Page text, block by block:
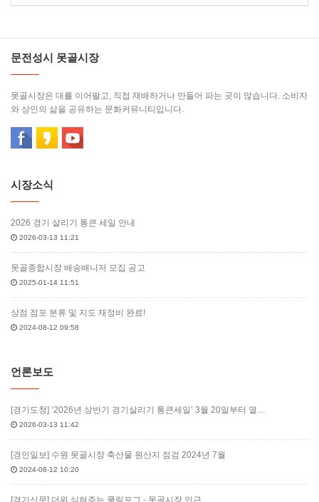
문전성시 못골시장
못골시장은 대를 이어팔고, 직접 재배하거나 만들어 파는 곳이 많습니다. 소비자
와 상인의 삶을 공유하는 문화커뮤니티입니다.
시장소식
2026 경기 살리기 통큰 세일 안내
2026-03-13 11:21
못골종합시장 배송배니저 모집 공고
2025-01-14 11:51
상점 점포 분류 및 지도 재정비 완료!
2024-08-12 09:58
언론보도
[경기도청] ‘2026년 상반기 경기살리기 통큰세일’ 3월 20일부터 열…
2026-03-13 11:42
[경인일보] 수원 못골시장 축산물 원산지 점검 2024년 7월
2024-08-12 10:20
[경기신문] 더위 식혀주는 쿨링포그 - 못골시장 인근